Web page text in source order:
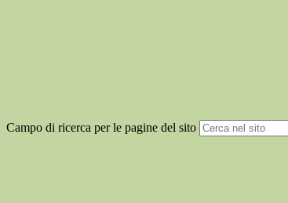
Campo di ricerca per le pagine del sito